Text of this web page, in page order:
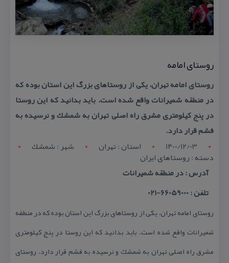
روستای امامه
روستای امامه تهران، یكی از روستاهای بزرگ این استان بوده كه
در منطقه شمیرانات واقع شده است. باید بدانید كه این روستا
در پنج كیلومتری مشرق راه اصلی تهران به شمشك و نرسیده به
فشم قرار دارد.
1400/12/03
استان : تهران شهر : شمشك
دسته : روستاهای ایران
آدرس : در منطقه شمیرانات
تلفن : 66059000-021
روستای امامه تهران، یكی از روستاهای بزرگ این استان بوده كه در منطقه
شمیرانات واقع شده است. باید بدانید كه این روستا در پنج كیلومتری
مشرق راه اصلی تهران به شمشك و نرسیده به فشم قرار دارد. روستای